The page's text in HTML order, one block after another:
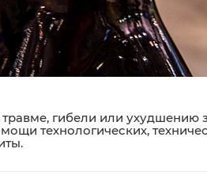
гибели или ухудшению
технологических,